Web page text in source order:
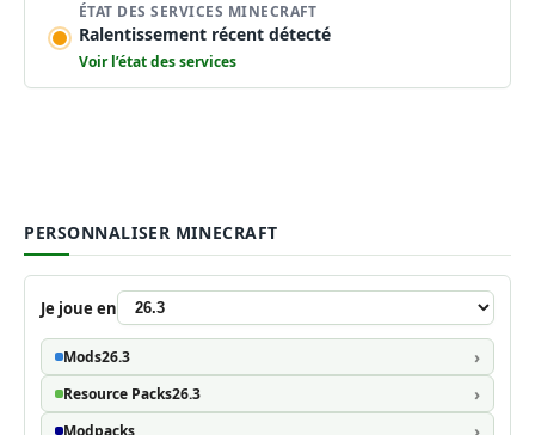
ÉTAT DES SERVICES MINECRAFT
Ralentissement récent détecté
Voir l’état des services
PERSONNALISER MINECRAFT
Je joue en
Mods26.3
Resource Packs26.3